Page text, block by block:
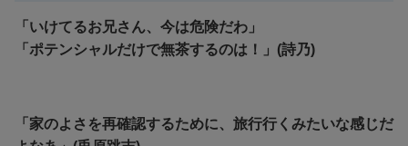
「いけてるお兄さん、今は危険だわ」
「ポテンシャルだけで無茶するのは！」(詩乃)
「家のよさを再確認するために、旅行行くみたいな感じだ